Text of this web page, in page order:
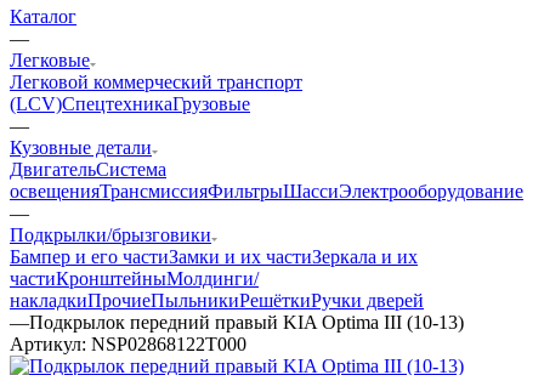
Каталог
—
Легковые
Легковой коммерческий транспорт
(LCV)СпецтехникаГрузовые
—
Кузовные детали
ДвигательСистема
освещенияТрансмиссияФильтрыШассиЭлектрооборудование
—
Подкрылки/брызговики
Бампер и его частиЗамки и их частиЗеркала и их
частиКронштейныМолдинги/
накладкиПрочиеПыльникиРешёткиРучки дверей
—Подкрылок передний правый KIA Optima III (10-13)
Артикул: NSP02868122T000